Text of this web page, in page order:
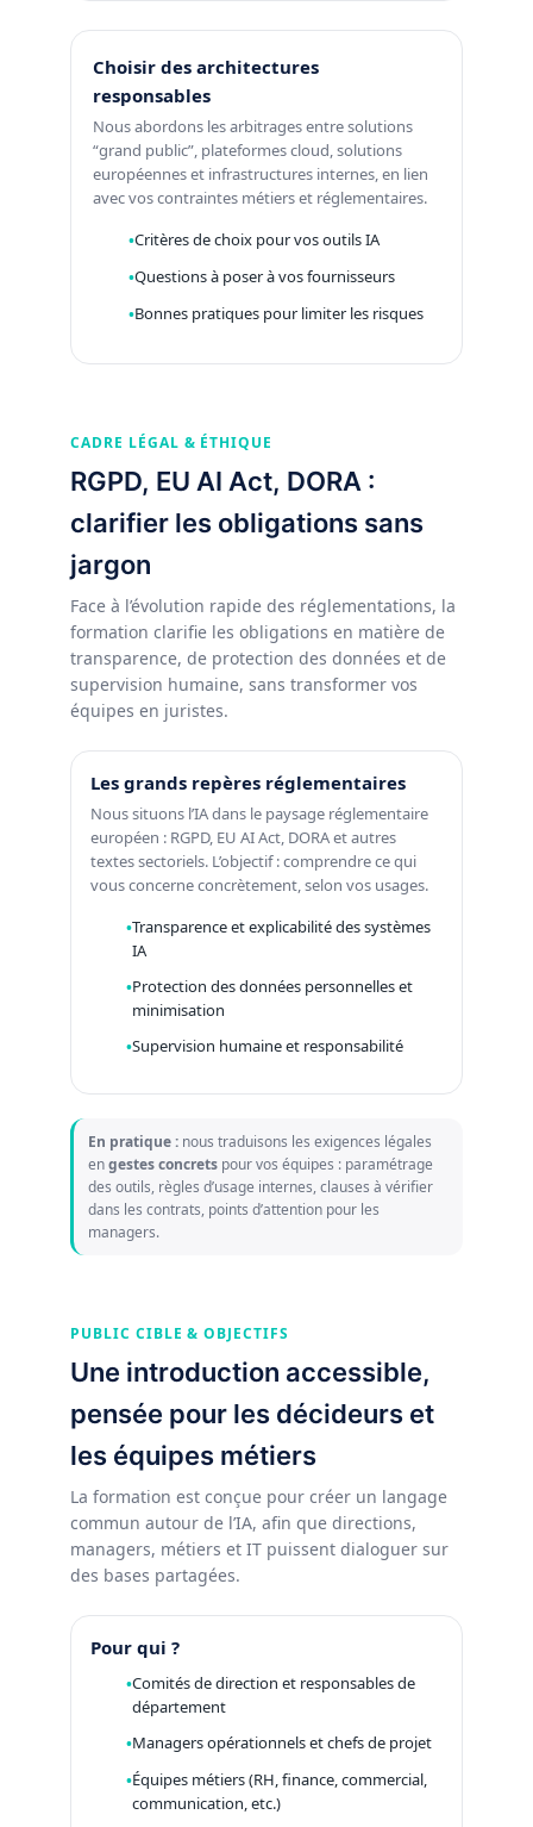
Choisir des architectures
responsables
Nous abordons les arbitrages entre solutions
“grand public”, plateformes cloud, solutions
européennes et infrastructures internes, en lien
avec vos contraintes métiers et réglementaires.
Critères de choix pour vos outils IA
Questions à poser à vos fournisseurs
Bonnes pratiques pour limiter les risques
CADRE LÉGAL & ÉTHIQUE
RGPD, EU AI Act, DORA :
clarifier les obligations sans
jargon
Face à l’évolution rapide des réglementations, la
formation clarifie les obligations en matière de
transparence, de protection des données et de
supervision humaine, sans transformer vos
équipes en juristes.
Les grands repères réglementaires
Nous situons l’IA dans le paysage réglementaire
européen : RGPD, EU AI Act, DORA et autres
textes sectoriels. L’objectif : comprendre ce qui
vous concerne concrètement, selon vos usages.
Transparence et explicabilité des systèmes
IA
Protection des données personnelles et
minimisation
Supervision humaine et responsabilité
En pratique : nous traduisons les exigences légales
engestes concrets pour vos équipes : paramétrage
des outils, règles d’usage internes, clauses à vérifier
dans les contrats, points d’attention pour les
managers.
PUBLIC CIBLE & OBJECTIFS
Une introduction accessible,
pensée pour les décideurs et
les équipes métiers
La formation est conçue pour créer un langage
commun autour de l’IA, afin que directions,
managers, métiers et IT puissent dialoguer sur
des bases partagées.
Pour qui ?
Comités de direction et responsables de
département
Managers opérationnels et chefs de projet
Équipes métiers (RH, finance, commercial,
communication, etc.)